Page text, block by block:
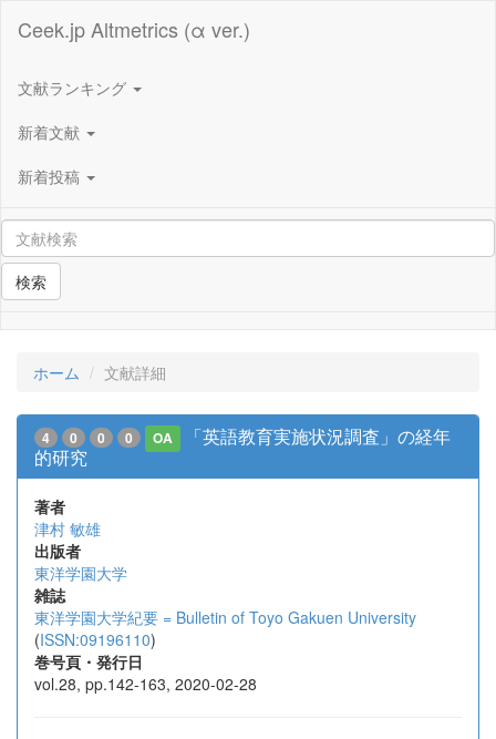
Ceek.jp Altmetrics (α ver.)
文献ランキング
新着文献
新着投稿
検索
ホーム 文献詳細
4 0 0 0 OA
「英語教育実施状況調査」の経年
的研究
著者
津村 敏雄
出版者
東洋学園大学
雑誌
東洋学園大学紀要 = Bulletin of Toyo Gakuen University
(ISSN:09196110)
巻号頁・発行日
vol.28, pp.142-163, 2020-02-28